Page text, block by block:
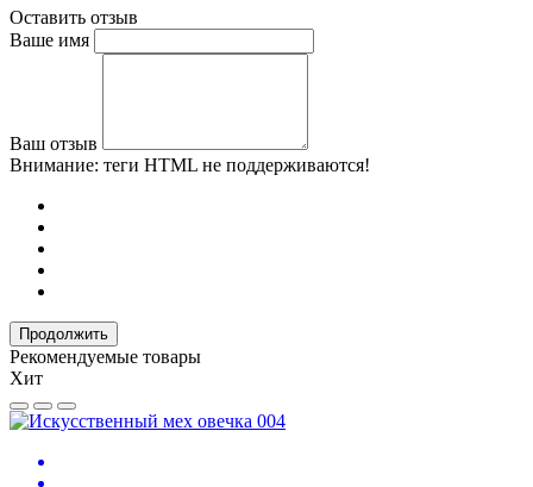
Оставить отзыв
Ваше имя
Ваш отзыв
Внимание: теги HTML не поддерживаются!
Продолжить
Рекомендуемые товары
Хит